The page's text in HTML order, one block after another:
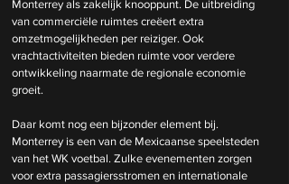
Monterrey als zakelijk knooppunt. De uitbreiding
van commerciële ruimtes creëert extra
omzetmogelijkheden per reiziger. Ook
vrachtactiviteiten bieden ruimte voor verdere
ontwikkeling naarmate de regionale economie
groeit.
Daar komt nog een bijzonder element bij.
Monterrey is een van de Mexicaanse speelsteden
van het WK voetbal. Zulke evenementen zorgen
voor extra passagiersstromen en internationale